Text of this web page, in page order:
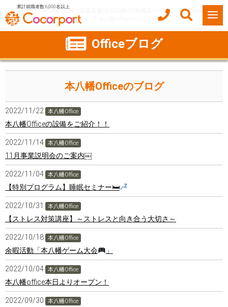
累計就職者数 6,000名以上
ココルポート(就労移行支援・定着支援/自立訓練/計画相談) HOME
事業所紹介
千葉県
市川市 本八幡Office
Officeブログ
本八幡Officeのブログ
2022/11/22 本八幡Office
本八幡Officeの設備をご紹介！！
2022/11/14 本八幡Office
11月事業説明会のご案内￼
2022/11/04 本八幡Office
【特別プログラム】睡眠セミナー🛏
2022/10/31 本八幡Office
【ストレス対策講座】～ストレスと向き合う大切さ～
2022/10/18 本八幡Office
余暇活動「本八幡ゲーム大会 」
2022/10/04 本八幡Office
本八幡office本日よりオープン！
2022/09/30 本八幡Office